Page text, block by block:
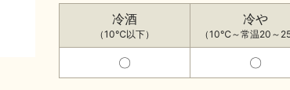
冷酒
（10℃以下）
冷や
（10℃～常温20～
〇 〇